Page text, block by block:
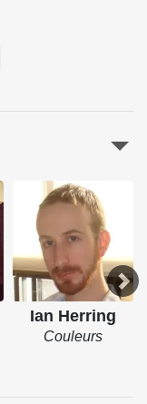
Ian Herring
Couleurs